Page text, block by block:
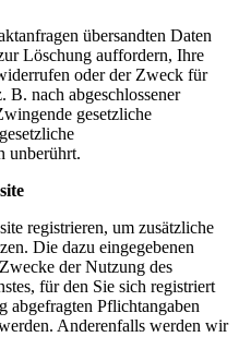
übersandten Daten
Löschung auffordern, Ihre
oder der Zweck für
B. nach abgeschlossener
gesetzliche
unberührt.
registrieren, um zusätzliche
Die dazu eingegebenen
der Nutzung des
für den Sie sich registriert
abgefragten Pflichtangaben
Anderenfalls werden wir